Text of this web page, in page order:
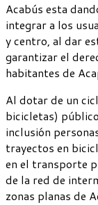
Acabús esta
integrar a los
y centro, al dar
garantizar el
habitantes de
Al dotar de un
bicicletas)
inclusión
trayectos en
en el transporte
de la red de
zonas planas de